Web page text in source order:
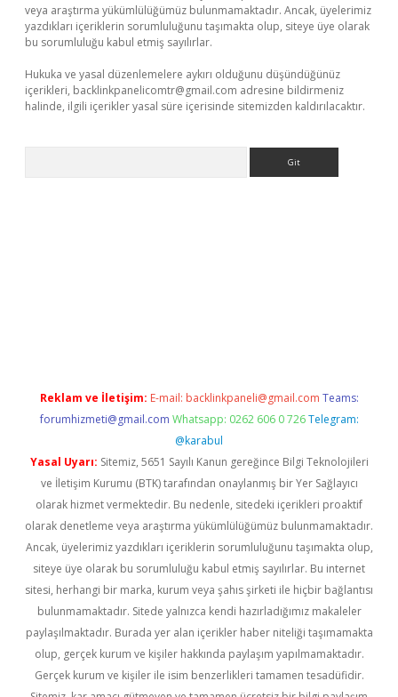
veya araştırma yükümlülüğümüz bulunmamaktadır. Ancak, üyelerimiz
yazdıkları içeriklerin sorumluluğunu taşımakta olup, siteye üye olarak
bu sorumluluğu kabul etmiş sayılırlar.
Hukuka ve yasal düzenlemelere aykırı olduğunu düşündüğünüz
içerikleri, backlinkpanelicomtr@gmail.com adresine bildirmeniz
halinde, ilgili içerikler yasal süre içerisinde sitemizden kaldırılacaktır.
Reklam ve İletişim: E-mail: backlinkpaneli@gmail.com Teams:
forumhizmeti@gmail.com Whatsapp: 0262 606 0 726 Telegram:
@karabul
Yasal Uyarı: Sitemiz, 5651 Sayılı Kanun gereğince Bilgi Teknolojileri
ve İletişim Kurumu (BTK) tarafından onaylanmış bir Yer Sağlayıcı
olarak hizmet vermektedir. Bu nedenle, sitedeki içerikleri proaktif
olarak denetleme veya araştırma yükümlülüğümüz bulunmamaktadır.
Ancak, üyelerimiz yazdıkları içeriklerin sorumluluğunu taşımakta olup,
siteye üye olarak bu sorumluluğu kabul etmiş sayılırlar. Bu internet
sitesi, herhangi bir marka, kurum veya şahıs şirketi ile hiçbir bağlantısı
bulunmamaktadır. Sitede yalnızca kendi hazırladığımız makaleler
paylaşılmaktadır. Burada yer alan içerikler haber niteliği taşımamakta
olup, gerçek kurum ve kişiler hakkında paylaşım yapılmamaktadır.
Gerçek kurum ve kişiler ile isim benzerlikleri tamamen tesadüfidir.